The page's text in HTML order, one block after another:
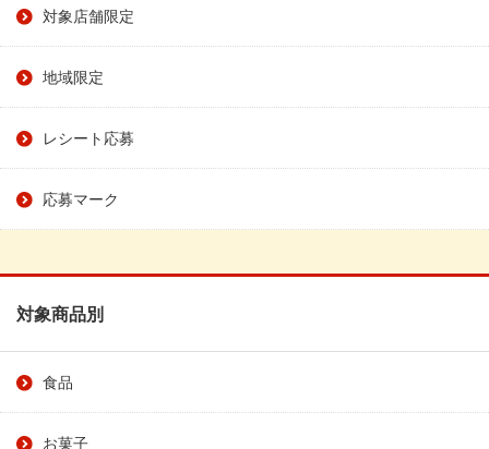
対象店舗限定
地域限定
レシート応募
応募マーク
対象商品別
食品
お菓子